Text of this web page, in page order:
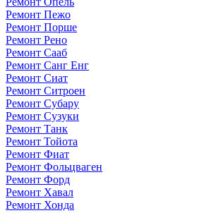
Ремонт Пежо
Ремонт Порше
Ремонт Рено
Ремонт Сааб
Ремонт Санг Енг
Ремонт Сиат
Ремонт Ситроен
Ремонт Субару
Ремонт Сузуки
Ремонт Танк
Ремонт Тойота
Ремонт Фиат
Ремонт Фольцваген
Ремонт Форд
Ремонт Хавал
Ремонт Хонда